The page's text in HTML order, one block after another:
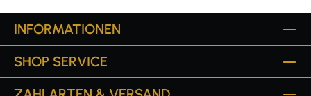
INFORMATIONEN
SHOP SERVICE